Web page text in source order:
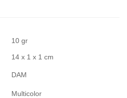
10 gr
14 x 1 x 1 cm
DAM
Multicolor